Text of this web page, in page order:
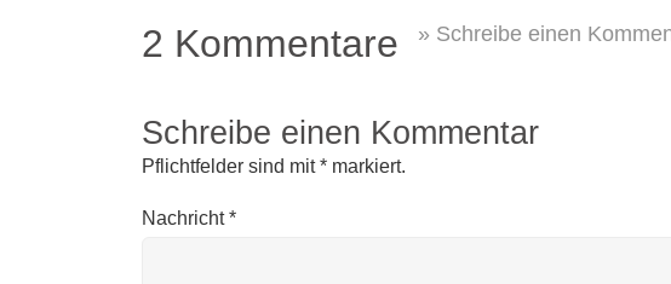
2 Kommentare » Schreibe einen
Schreibe einen Kommentar
Pflichtfelder sind mit* markiert.
Nachricht*